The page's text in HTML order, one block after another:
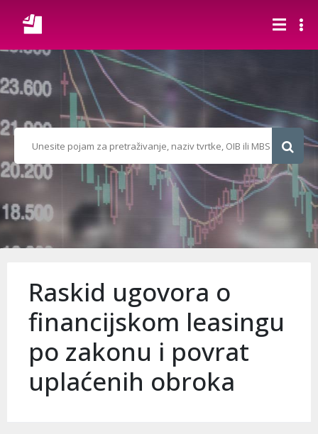
Raskid ugovora o
financijskom leasingu
po zakonu i povrat
uplaćenih obroka